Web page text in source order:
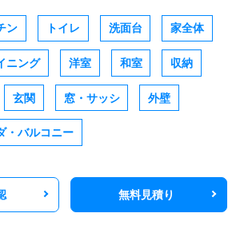
ン トイレ 洗面台 家全体
ニング 洋室 和室 収納
玄関 窓・サッシ 外壁
・バルコニー
無料見積り